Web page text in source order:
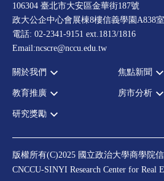
106304 臺北市大安區金華街187號
政大公企中心會展棟8樓信義學園A838室
電話: 02-2341-9151 ext.1813/1816
Email:ncscre@nccu.edu.tw
關於我們
宗旨願景
設置辦法
指導委員
中心成員
聯絡我們
焦點新聞
全部新聞
法律新訊
教育推廣
全部活動
理財規劃講座
不動產學程支援
房市分析
研究獎勵
住宅學會論文獎支援
都市計劃學會論文獎支援
版權所有(C)2025 國立政治大學商學院
CNCCU-SINYI Research Center for Real